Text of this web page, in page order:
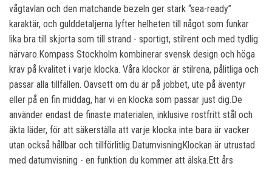
vågtavlan och den matchande bezeln ger stark “sea-ready”
karaktär, och gulddetaljerna lyfter helheten till något som funkar
lika bra till skjorta som till strand - sportigt, stilrent och med tydlig
närvaro.Kompass Stockholm kombinerar svensk design och höga
krav på kvalitet i varje klocka. Våra klockor är stilrena, pålitliga och
passar alla tillfällen. Oavsett om du är på jobbet, ute på äventyr
eller på en fin middag, har vi en klocka som passar just dig.De
använder endast de finaste materialen, inklusive rostfritt stål och
äkta läder, för att säkerställa att varje klocka inte bara är vacker
utan också hållbar och tillförlitlig.DatumvisningKlockan är utrustad
med datumvisning - en funktion du kommer att älska.Ett års